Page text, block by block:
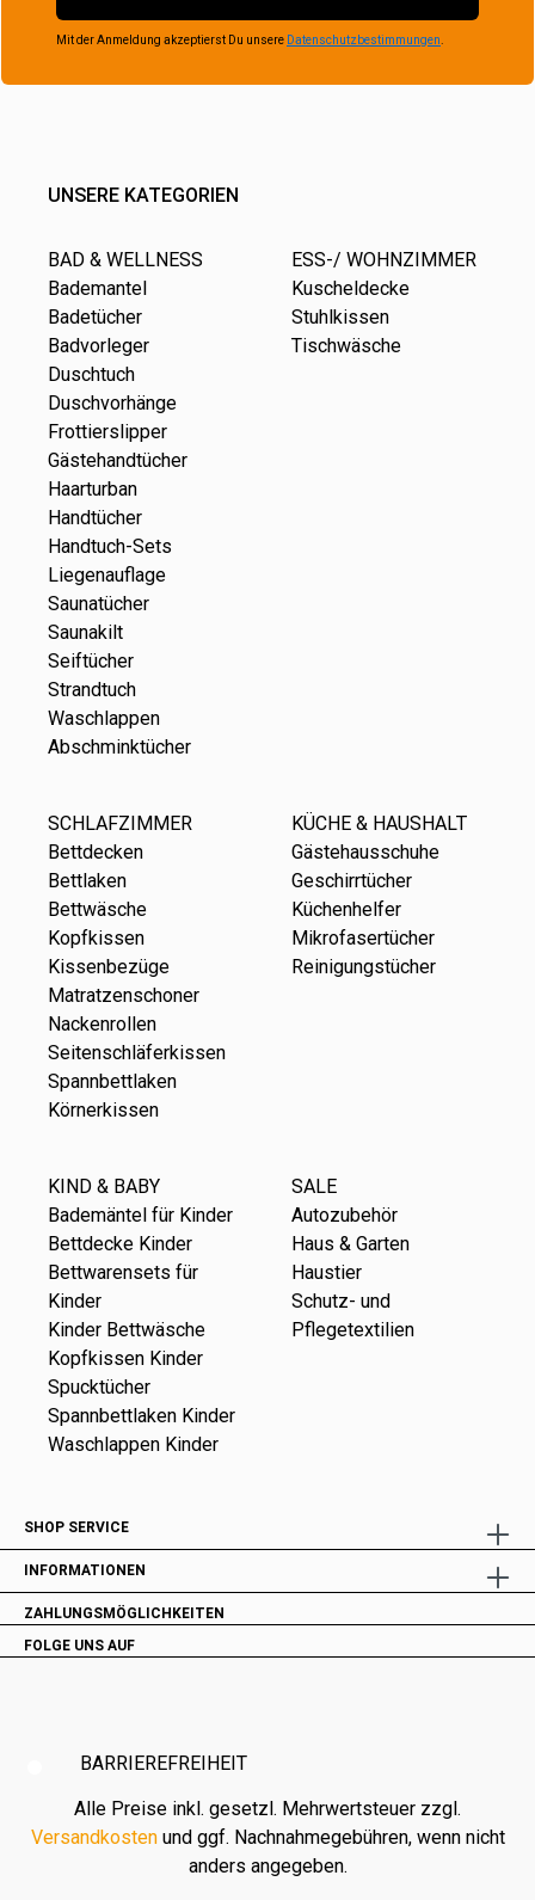
Mit der Anmeldung akzeptierst Du unsere Datenschutzbestimmungen
UNSERE KATEGORIEN
BAD & WELLNESS
Bademantel
Badetücher
Badvorleger
Duschtuch
Duschvorhänge
Frottierslipper
Gästehandtücher
Haarturban
Handtücher
Handtuch-Sets
Liegenauflage
Saunatücher
Saunakilt
Seiftücher
Strandtuch
Waschlappen
Abschminktücher
ESS-/ WOHNZIMMER
Kuscheldecke
Stuhlkissen
Tischwäsche
SCHLAFZIMMER
Bettdecken
Bettlaken
Bettwäsche
Kopfkissen
Kissenbezüge
Matratzenschoner
Nackenrollen
Seitenschläferkissen
Spannbettlaken
Körnerkissen
KÜCHE & HAUSHALT
Gästehausschuhe
Geschirrtücher
Küchenhelfer
Mikrofasertücher
Reinigungstücher
KIND & BABY
Bademäntel für Kinder
Bettdecke Kinder
Bettwarensets für
Kinder
Kinder Bettwäsche
Kopfkissen Kinder
Spucktücher
Spannbettlaken Kinder
Waschlappen Kinder
SALE
Autozubehör
Haus & Garten
Haustier
Schutz- und
Pflegetextilien
SHOP SERVICE
INFORMATIONEN
ZAHLUNGSMÖGLICHKEITEN
FOLGE UNS AUF
BARRIEREFREIHEIT
Alle Preise inkl. gesetzl. Mehrwertsteuer zzgl.
Versandkostenund ggf. Nachnahmegebühren, wenn nicht
anders angegeben.